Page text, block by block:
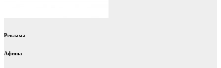
Реклама
Афиша